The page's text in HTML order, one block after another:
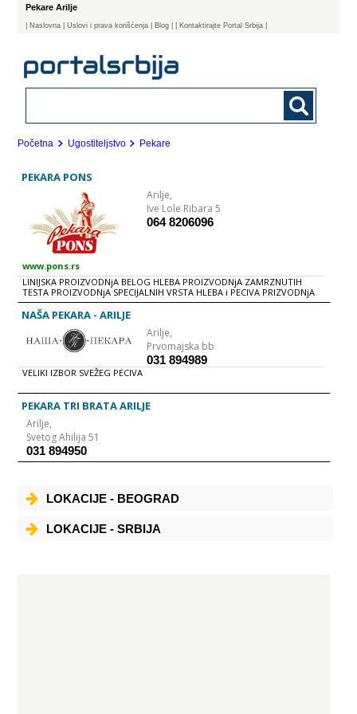
Pekare Arilje
Naslovna | Uslovi i prava korišćenja Blog | Kontaktirajte Portal Srbija |
Početna Ugostiteljstvo Pekare
PEKARA PONS
Arilje,
Ive Lole Ribara 5
064 8206096
www.pons.rs
LINIJSKA PROIZVODNjA BELOG HLEBA PROIZVODNjA ZAMRZNUTIH
TESTA PROIZVODNjA SPECIJALNIH VRSTA HLEBA i PECIVA PRIZVODNjA
BELOG-DNEVNOG PECIVA PROIZVODNjA KORA ZA PITE i GIBANICE
PROIZVODNjA PITA i BUREKA PROIZVODNjA KOLAČA
NAŠA PEKARA - ARILJE
Arilje,
Prvomajska bb
031 894989
VELIKI IZBOR SVEŽEG PECIVA
PEKARA TRI BRATA ARILJE
Arilje,
Svetog Ahilija 51
031 894950
LOKACIJE - BEOGRAD
LOKACIJE - SRBIJA